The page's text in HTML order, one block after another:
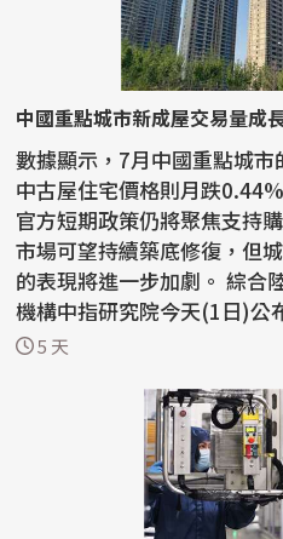
中國重點城市新成屋交易量成
數據顯示，7月中國重點城市
中古屋住宅價格則月跌
官方短期政策仍將聚焦支持
市場可望持續築底修復，但
的表現將進一步加劇。 綜合陸媒報導，中國房地產研究
機構中指研究院今天(1日)公
百城...
5 天